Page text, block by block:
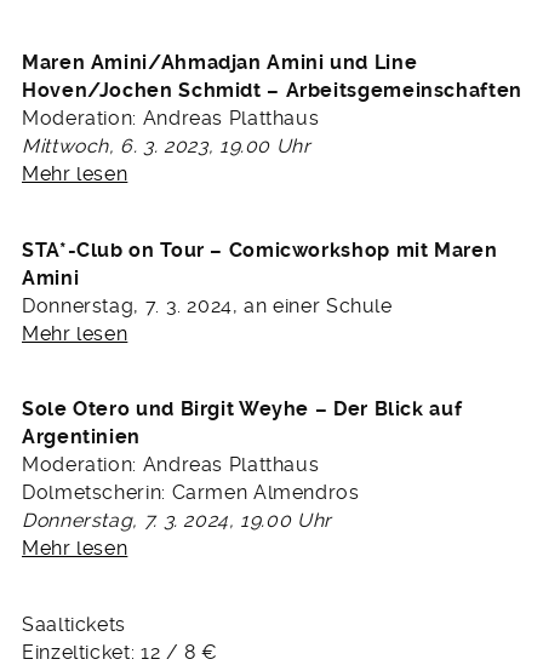
Maren Amini/Ahmadjan Amini und Line
Hoven/Jochen Schmidt – Arbeitsgemeinschaften
Moderation: Andreas Platthaus
Mittwoch, 6. 3. 2023, 19.00 Uhr
Mehr lesen
STA*-Club on Tour – Comicworkshop mit Maren
Amini
Donnerstag, 7. 3. 2024, an einer Schule
Mehr lesen
Sole Otero und Birgit Weyhe – Der Blick auf
Argentinien
Moderation: Andreas Platthaus
Dolmetscherin: Carmen Almendros
Donnerstag, 7. 3. 2024, 19.00 Uhr
Mehr lesen
Saaltickets
Einzelticket: 12 / 8 €